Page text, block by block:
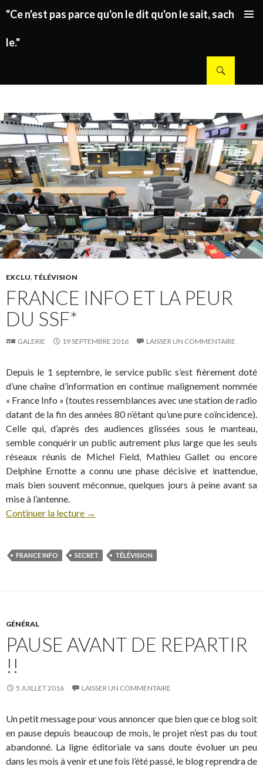
"Ce n'est pas parce qu'on le dit qu'on le sait, sachez
le."
EXCLU, TÉLÉVISION
FRANCE INFO ET LA PEUR
DU SSF*
GALERIE 19 SEPTEMBRE 2016 LAISSER UN COMMENTAIRE
Depuis le 1 septembre, le service public s’est fièrement doté
d’une chaîne d’information en continue malignement nommée
« France Info » (toutes ressemblances avec une station de radio
datant de la fin des années 80 n’étant qu’une pure coïncidence).
Celle qui, d’après des audiences glissées sous le manteau,
semble conquérir un public autrement plus large que les seuls
réseaux réunis de Michel Field, Mathieu Gallet ou encore
Delphine Ernotte a connu une phase décisive et inattendue,
mais bien souvent méconnue, quelques jours à peine avant sa
mise à l’antenne.
Continuer la lecture →
FRANCE INFO SECRET TÉLÉVISION
GÉNÉRAL
PAUSE AVANT DE REPARTIR
!!
5 JUILLET 2016 LAISSER UN COMMENTAIRE
Un petit message pour vous annoncer que bien que ce blog soit
en pause depuis beaucoup de mois, le projet n’est pas du tout
abandonné. La ligne éditoriale va sans doute évoluer un peu
dans les mois à venir et une fois l’été passé, le blog reprendra de